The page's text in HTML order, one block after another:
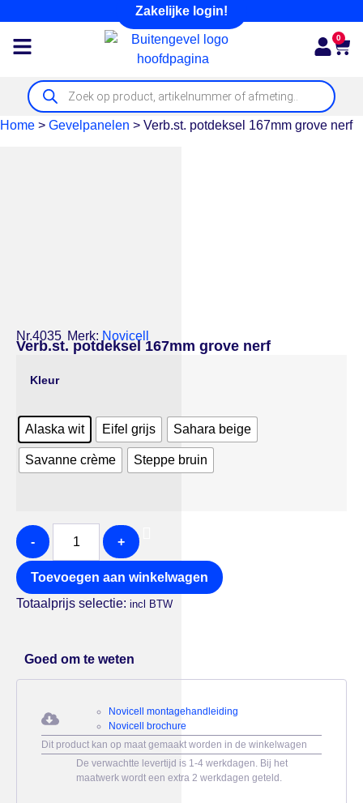
Zakelijke login!
0
Home > Gevelpanelen > Verb.st. potdeksel 167mm grove nerf
Nr.4035 Merk: Novicell
Verb.st. potdeksel 167mm grove nerf
Kleur
Alaska wit Eifel grijs Sahara beige
Savanne crème Steppe bruin
- +
Toevoegen aan winkelwagen
Totaalprijs selectie: incl BTW
Goed om te weten
Novicell montagehandleiding
Novicell brochure
Dit product kan op maat gemaakt worden in de winkelwagen
De verwachtte levertijd is 1-4 werkdagen. Bij het
maatwerk wordt een extra 2 werkdagen geteld.